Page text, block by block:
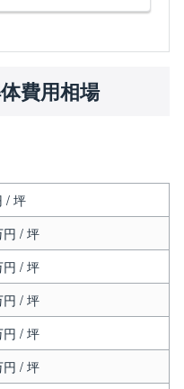
費用相場
/ 坪
/ 坪
/ 坪
/ 坪
/ 坪
/ 坪